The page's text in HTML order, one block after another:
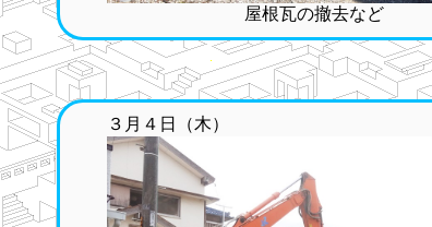
屋根瓦の撤去など
３月４日（木）